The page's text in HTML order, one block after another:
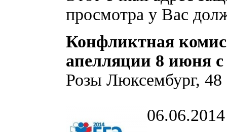
просмотра у Вас
Конфликтная
апелляции 8 июня с
Розы Люксембург, 48
06.06.2014